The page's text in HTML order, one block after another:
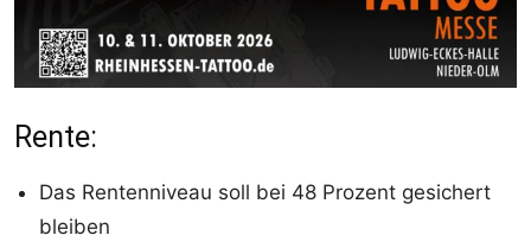
Rente:
Das Rentenniveau soll bei 48 Prozent gesichert
bleiben